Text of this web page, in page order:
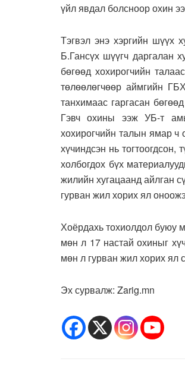
үйл явдал болсноор охин
Тэгвэл энэ хэргийн шүүх
Б.Гансүх шүүгч даргалан
бөгөөд хохирогчийн
төлөөлөгчөөр аймгийн
танхимаас гаргасан
Гэвч охины ээж УБ-т
хохирогчийн талын ямар
хүчиндсэн нь тогтоогдсон,
холбогдох бүх
жилийн хугацаанд айлган
гурван жил хорих ял
Хоёрдахь тохиолдол буюу
мөн л 17 настай охиныг
мөн л гурван жил хорих ял
Эх сурвалж: Zarig.mn